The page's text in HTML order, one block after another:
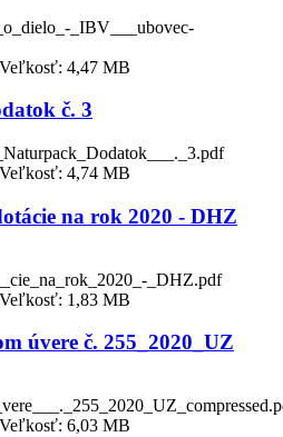
_IBV___ubovec-
4,47 MB
č. 3
4,74 MB
na rok 2020 - DHZ
_DHZ.pdf
1,83 MB
úvere č. 255_2020_UZ
6,03 MB